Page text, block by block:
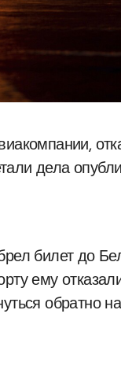
дела
билет до
ему
обратно